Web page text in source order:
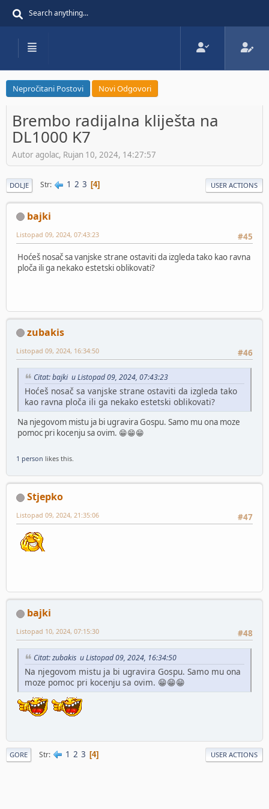
Nepročitani Postovi Novi Odgovori
Brembo radijalna kliješta na
DL1000 K7
Autor agolac, Rujan 10, 2024, 14:27:57
DOLJE Str 1 2 3 4 USER ACTIONS
bajki
#45
Listopad 09, 2024, 07:43:23
Hoćeš nosač sa vanjske strane ostaviti da izgleda tako kao ravna
ploča ili ga nekako estetski oblikovati?
zubakis
#46
Listopad 09, 2024, 16:34:50
Citat: bajki u Listopad 09, 2024, 07:43:23
Hoćeš nosač sa vanjske strane ostaviti da izgleda tako
kao ravna ploča ili ga nekako estetski oblikovati?
Na njegovom mistu ja bi ugravira Gospu. Samo mu ona moze
pomoc pri kocenju sa ovim. 😁😁😁
1 person likes this.
Stjepko
#47
Listopad 09, 2024, 21:35:06
bajki
#48
Listopad 10, 2024, 07:15:30
Citat: zubakis u Listopad 09, 2024, 16:34:50
Na njegovom mistu ja bi ugravira Gospu. Samo mu ona
moze pomoc pri kocenju sa ovim. 😁😁😁
GORE Str 1 2 3 4 USER ACTIONS